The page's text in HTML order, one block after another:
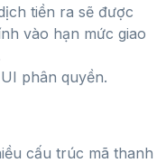
tiền ra sẽ được
vào hạn mức giao
phân quyền.
cấu trúc mã thanh